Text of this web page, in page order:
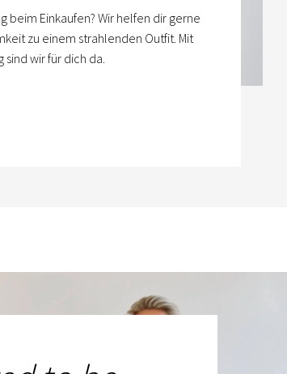
beim Einkaufen? Wir helfen dir gerne
zu einem strahlenden Outfit. Mit
wir für dich da.